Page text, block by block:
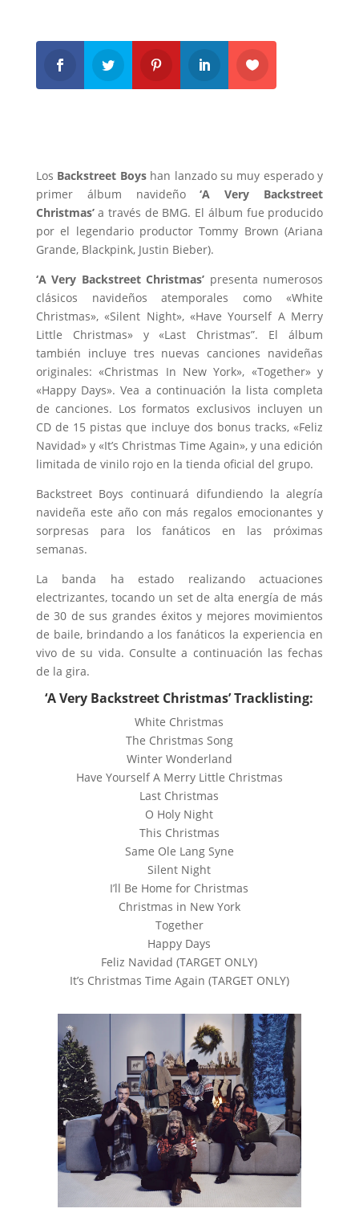
Los Backstreet Boyshan lanzado su muy esperado y
primer álbum navideño‘A Very Backstreet
Christmas’a través de BMG. El álbum fue producido
por el legendario productor Tommy Brown (Ariana
Grande, Blackpink, Justin Bieber).
‘A Very Backstreet Christmas’ presenta numerosos
clásicos navideños atemporales como «White
Christmas», «Silent Night», «Have Yourself A Merry
Little Christmas» y «Last Christmas”. El álbum
también incluye tres nuevas canciones navideñas
originales: «Christmas In New York», «Together» y
«Happy Days». Vea a continuación la lista completa
de canciones. Los formatos exclusivos incluyen un
CD de 15 pistas que incluye dos bonus tracks, «Feliz
Navidad» y «It’s Christmas Time Again», y una edición
limitada de vinilo rojo en la tienda oficial del grupo.
Backstreet Boys continuará difundiendo la alegría
navideña este año con más regalos emocionantes y
sorpresas para los fanáticos en las próximas
semanas.
La banda ha estado realizando actuaciones
electrizantes, tocando un set de alta energía de más
de 30 de sus grandes éxitos y mejores movimientos
de baile, brindando a los fanáticos la experiencia en
vivo de su vida. Consulte a continuación las fechas
de la gira.
‘A Very Backstreet Christmas’ Tracklisting:
White Christmas
The Christmas Song
Winter Wonderland
Have Yourself A Merry Little Christmas
Last Christmas
O Holy Night
This Christmas
Same Ole Lang Syne
Silent Night
I’ll Be Home for Christmas
Christmas in New York
Together
Happy Days
Feliz Navidad (TARGET ONLY)
It’s Christmas Time Again (TARGET ONLY)